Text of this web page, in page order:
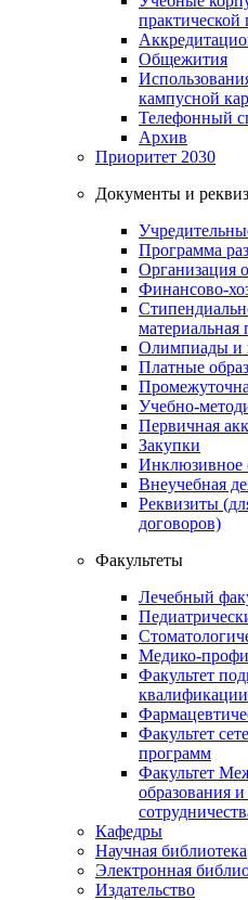
практической
Общежития
кампусной
Телефонный
Архив
Приоритет 2030
Документы и
Программа
Организация
Финансово-
материальная
Олимпиады и
Платные
Учебно-
Первичная
Закупки
Инклюзивное
Внеучебная
Реквизиты
договоров)
Факультеты
Лечебный
Медико-
Факультет
квалификации
Факультет
программ
Факультет
образования
Кафедры
Научная библиотека
Электронная
Издательство